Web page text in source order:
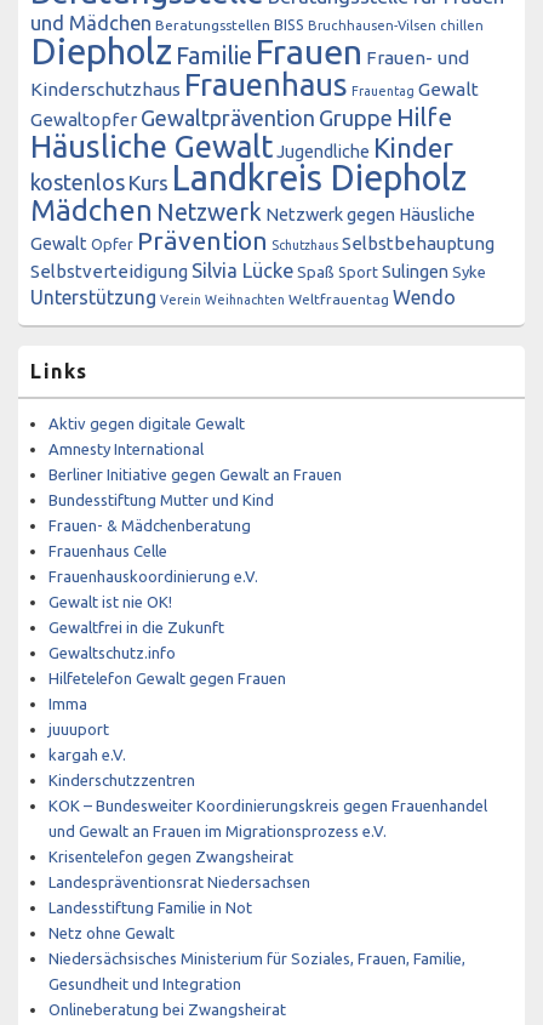
und Mädchen Beratungsstellen BISS Bruchhausen-Vilsen chillen
Diepholz Familie Frauen Frauen- und
Kinderschutzhaus Frauenhaus Frauentag Gewalt
Gewaltopfer Gewaltprävention Gruppe Hilfe
Häusliche GewaltJugendliche Kinder
kostenlos Kurs Landkreis Diepholz
Mädchen Netzwerk Netzwerk gegen Häusliche
Gewalt Opfer Prävention Schutzhaus Selbstbehauptung
Selbstverteidigung Silvia Lücke Spaß Sport Sulingen Syke
Unterstützung Verein Weihnachten Weltfrauentag Wendo
Links
Aktiv gegen digitale Gewalt
Amnesty International
Berliner Initiative gegen Gewalt an Frauen
Bundesstiftung Mutter und Kind
Frauen- & Mädchenberatung
Frauenhaus Celle
Frauenhauskoordinierung e.V.
Gewalt ist nie OK!
Gewaltfrei in die Zukunft
Gewaltschutz.info
Hilfetelefon Gewalt gegen Frauen
Imma
juuuport
kargah e.V.
Kinderschutzzentren
KOK – Bundesweiter Koordinierungskreis gegen Frauenhandel
und Gewalt an Frauen im Migrationsprozess e.V.
Krisentelefon gegen Zwangsheirat
Landespräventionsrat Niedersachsen
Landesstiftung Familie in Not
Netz ohne Gewalt
Niedersächsisches Ministerium für Soziales, Frauen, Familie,
Gesundheit und Integration
Onlineberatung bei Zwangsheirat